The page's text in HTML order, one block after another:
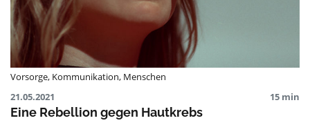
Vorsorge, Kommunikation, Menschen
21.05.2021
15 min
Eine Rebellion gegen Hautkrebs